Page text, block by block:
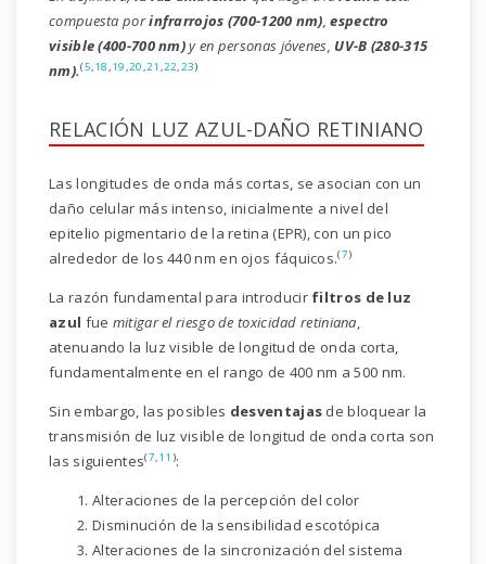
compuesta porinfrarrojos (700-1200 nm),espectro
visible (400-700 nm)y en personas jóvenes, UV-B (280-315
nm).(5,18,19,20,21 ,22,23)
RELACIÓN LUZ AZUL-DAÑO RETINIANO
Las longitudes de onda más cortas, se asocian con un
daño celular más intenso, inicialmente a nivel del
epitelio pigmentario de la retina (EPR), con un pico
alrededor de los 440 nm en ojos fáquicos.(7)
La razón fundamental para introducir filtros de luz
azul fue mitigar el riesgo de toxicidad retiniana,
atenuando la luz visible de longitud de onda corta,
fundamentalmente en el rango de 400 nm a 500 nm.
Sin embargo, las posibles desventajas de bloquear la
transmisión de luz visible de longitud de onda corta son
las siguientes(7,11 ):
Alteraciones de la percepción del color
Disminución de la sensibilidad escotópica
Alteraciones de la sincronización del sistema